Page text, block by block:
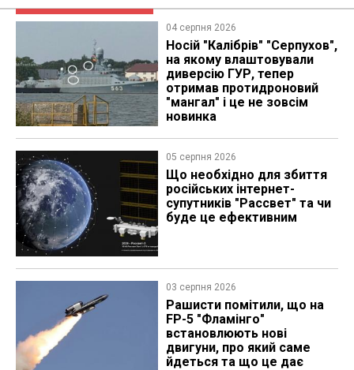
04 серпня 2026
Носій "Калібрів" "Серпухов",
на якому влаштовували
диверсію ГУР, тепер
отримав протидроновий
"мангал" і це не зовсім
новинка
05 серпня 2026
Що необхідно для збиття
російських інтернет-
супутників "Рассвет" та чи
буде це ефективним
03 серпня 2026
Рашисти помітили, що на
FP-5 "Фламінго"
встановлюють нові
двигуни, про який саме
йдеться та що це дає